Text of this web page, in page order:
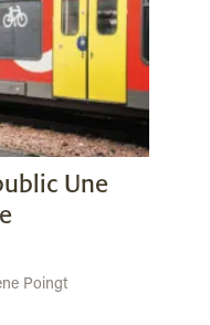
Une
Poingt